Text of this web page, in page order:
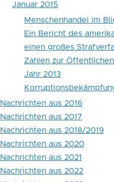
Januar 2015
Menschenhandel im
Ein Bericht des
einen großes
Zahlen zur
Jahr 2013
Nachrichten aus 2016
Nachrichten aus 2017
Nachrichten aus 2018/2019
Nachrichten aus 2020
Nachrichten aus 2021
Nachrichten aus 2022